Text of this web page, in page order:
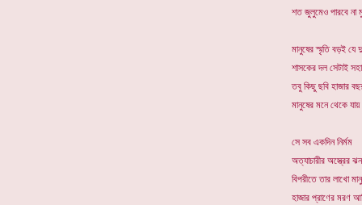
শত জুলুমেও পারবে না
মানুষের স্মৃতি বড়ই যে
শাসকের দল সেটাই
তবু কিছু ছবি হাজার
মানুষের মনে থেকে
সে সব একদিন নির্মম
অত্যাচারীর অস্ত্রের
বিপরীতে তার লাখো
হাজার প্রাণের মরণ